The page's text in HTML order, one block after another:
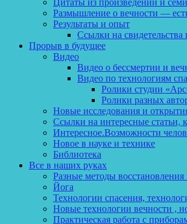
Цитаты из произведений и
Размышление о вечности —
Результаты и опыт
Ссылки на
Прорыв в будущее
Видео
Видео о бессмертии и
Видео по технологиям
Ролики студии
Ролики разных
Новые исследования и
Ссылки на интересные статьи,
Интересное.Возможности
Новое в науке и технике
Библиотека
Все в наших руках
Разные методы восстановления
Йога
Технологии спасения,
Новые технологии вечности ,
Практическая работа с